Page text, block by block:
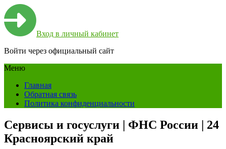
Вход в личный кабинет
Войти через официальный сайт
Меню
Главная
Обратная связь
Политика конфиденциальности
Сервисы и госуслуги | ФНС России | 24
Красноярский край